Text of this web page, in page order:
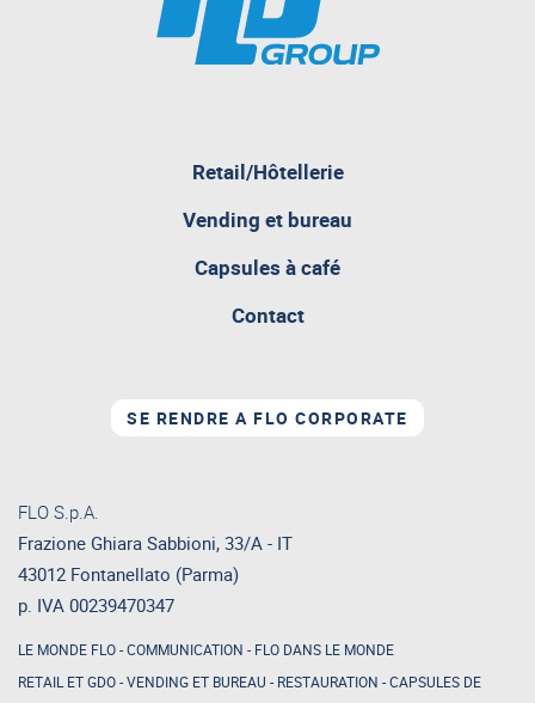
Retail/Hôtellerie
Vending et bureau
Capsules à café
Contact
SE RENDRE A FLO CORPORATE
FLO S.p.A.
Frazione Ghiara Sabbioni, 33/A - IT
43012 Fontanellato (Parma)
p. IVA 00239470347
LE MONDE FLO-COMMUNICATION - FLO DANS LE MONDE
RETAIL ET GDO-VENDING ET BUREAU - RESTAURATION -CAPSULES DE